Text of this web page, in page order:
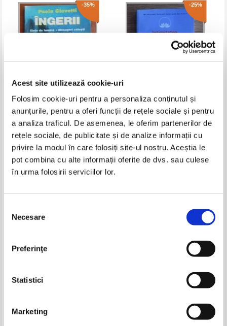
Acest site utilizează cookie-uri
Folosim cookie-uri pentru a personaliza conținutul și
anunțurile, pentru a oferi funcții de rețele sociale și pentru
a analiza traficul. De asemenea, le oferim partenerilor de
rețele sociale, de publicitate și de analize informații cu
privire la modul în care folosiți site-ul nostru. Aceștia le
pot combina cu alte informații oferite de dvs. sau culese
în urma folosirii serviciilor lor.
consimțământului
Necesare
Preferinţe
Statistici
Marketing
-35%
Paola Giovetti - Ingerii. Fiinte de
lumina, mesageri celesti,
Pret: 29,00Lei 18,85 Lei
Adaugă în coș
-25%
Osho - Intimitatea. Increderea in
sine si in celalalt
Pret:26,00Lei 19,50 Lei
Adaugă în coș
-25%
Pavel Corut - Moartea zeilor
Adaugă în coș
Osho - Cartea despre barbati
Lei